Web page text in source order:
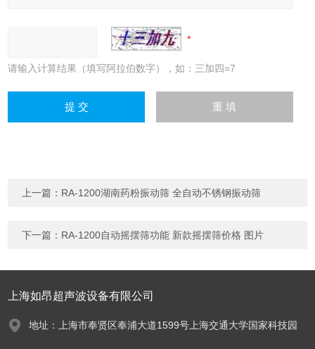
请输入计算结果（填写阿拉伯数字），如：三加四=7
上一篇： RA-1200湖南药粉振动筛 全自动不锈钢振动筛
下一篇： RA-1200自动摇摆筛功能 新款摇摆筛价格 图片
上海如昂超声波设备有限公司
地址：上海市奉贤区奉浦大道1599号上海交通大学国家科技园